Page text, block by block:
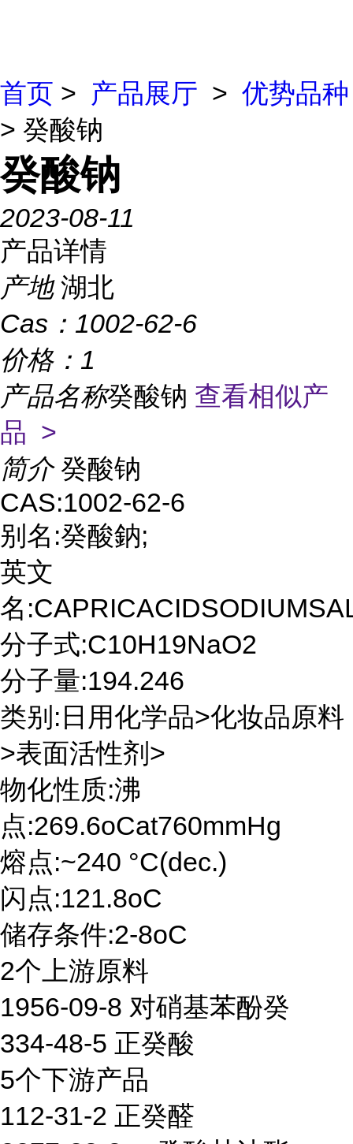
首页 > 产品展厅 > 优势品种
> 癸酸钠
癸酸钠
2023-08-11
产品详情
产地 湖北
Cas： 1002-62-6
价格： 1
产品名称癸酸钠 查看相似产
品 >
简介 癸酸钠
CAS:1002-62-6
别名:癸酸鈉;
英文
名
分子式:C10H19NaO2
分子量:194.246
类别:日用化学品>化妆品原料
>表面活性剂>
物化性质:沸
点:269.6oCat760mmHg
熔点:~240 °C(dec.)
闪点:121.8oC
储存条件:2-8oC
2个上游原料
1956-09-8 对硝基苯酚癸
334-48-5 正癸酸
5个下游产品
112-31-2 正癸醛